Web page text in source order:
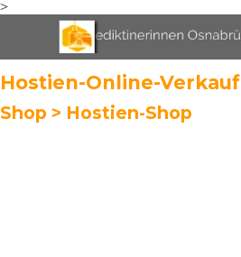
>
Direkt zum Seiteninhalt
Menü überspringen
Hostien-Online-Verkauf
Shop > Hostien-Shop